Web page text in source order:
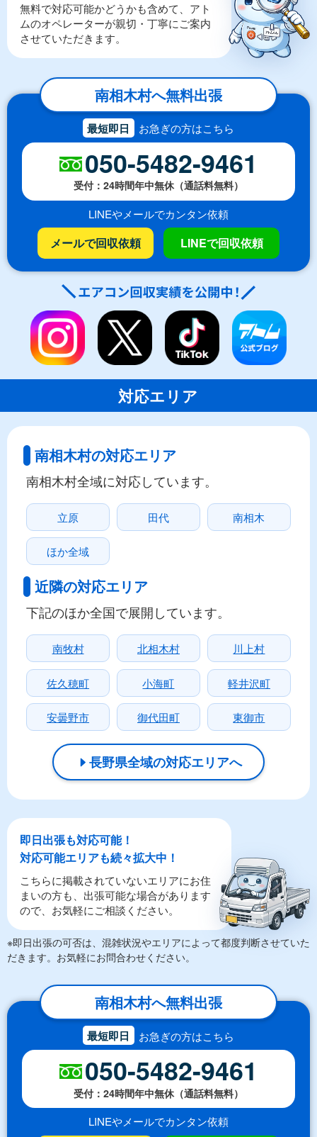
無料で対応可能かどうかも含めて、アト
ムのオペレーターが親切・丁寧にご案内
させていただきます。
南相木村へ無料出張
最短即日 お急ぎの方はこちら
050-5482-9461
受付：24時間年中無休（通話料無料）
LINEやメールでカンタン依頼
メールで回収依頼 LINEで回収依頼
対応エリア
南相木村の対応エリア
南相木村全域に対応しています。
立原 田代 南相木
ほか全域
近隣の対応エリア
下記のほか全国で展開しています。
南牧村 北相木村 川上村
佐久穂町 小海町 軽井沢町
安曇野市 御代田町 東御市
長野県全域の対応エリアへ
即日出張も対応可能！
対応可能エリアも続々拡大中！
こちらに掲載されていないエリアにお住
まいの方も、出張可能な場合があります
ので、お気軽にご相談ください。
※即日出張の可否は、混雑状況やエリアによって都度判断させていた
だきます。お気軽にお問合わせください。
南相木村へ無料出張
最短即日 お急ぎの方はこちら
050-5482-9461
受付：24時間年中無休（通話料無料）
LINEやメールでカンタン依頼